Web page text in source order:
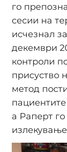
го
сесии на
исчезнал
декември
контроли
присуство
метод
а Раперт